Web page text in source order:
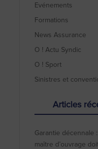
Evénements
Formations
News Assurance
O ! Actu Syndic
O ! Sport
Sinistres et
Articles
Garantie décennale
maître d’ouvrage